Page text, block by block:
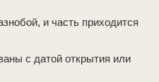
и часть приходится
с датой открытия или